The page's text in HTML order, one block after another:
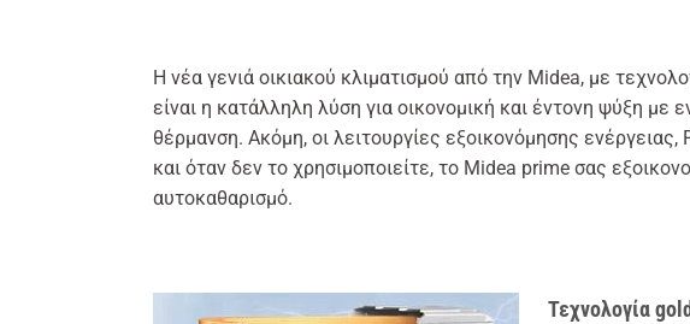
Η νέα γενιά οικιακού κλιματισμού από την Midea, με
είναι η κατάλληλη λύση για οικονομική και έντονη ψύξη
θέρμανση. Ακόμη, οι λειτουργίες εξοικονόμησης
και όταν δεν το χρησιμοποιείτε, το Midea prime σας
αυτοκαθαρισμό.
Τεχνολογία